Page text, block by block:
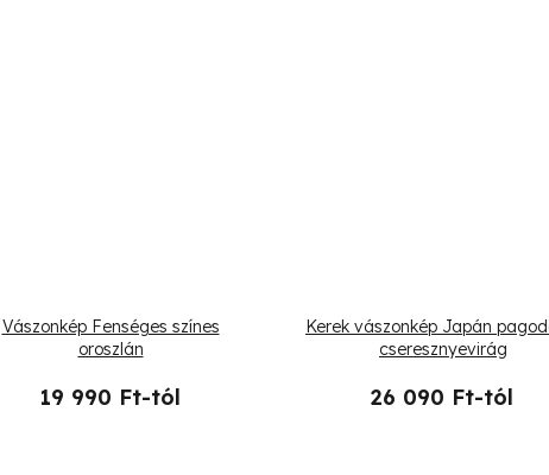
Vászonkép Fenséges színes
oroszlán
19 990 Ft-tól
Kerek vászonkép Japán
cseresznyevirág
26 090 Ft-tól